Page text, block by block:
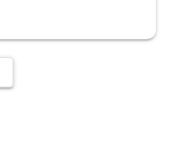
удобный для
не ждать весь
качественный
Антону за